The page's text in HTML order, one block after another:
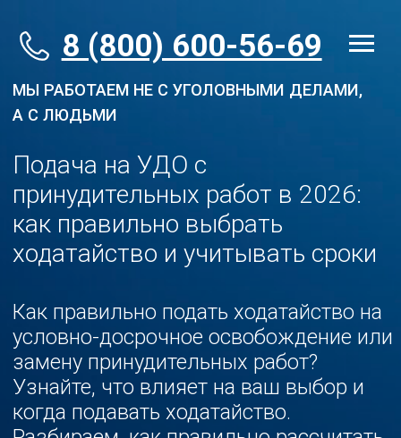
Подача на УДО с
как правильно выбрать
ходатайство и учитывать сроки
Как правильно подать ходатайство на
условно-досрочное освобождение или
замену принудительных работ?
Разбираем, как правильно рассчитать
сроки для подачи на условно-
досрочное освобождение (ст. 79 УК
РФ).
Время чтения: 13 мин.
МЫ РАБОТАЕМ НЕ С УГОЛОВНЫМИ ДЕЛАМИ,
А С ЛЮДЬМИ
8 (800) 600-56-69